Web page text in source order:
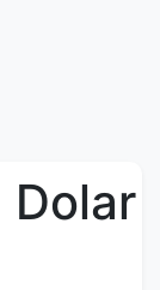
Dolar